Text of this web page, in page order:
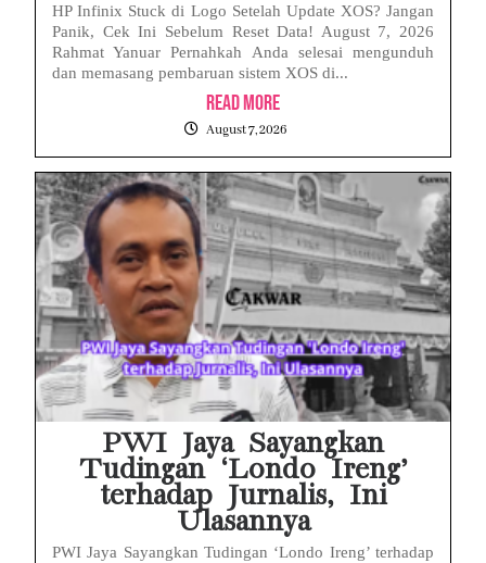
HP Infinix Stuck di Logo Setelah Update XOS? Jangan
Panik, Cek Ini Sebelum Reset Data! August 7, 2026
Rahmat Yanuar Pernahkah Anda selesai mengunduh
dan memasang pembaruan sistem XOS di...
Read More
August 7, 2026
PWI Jaya Sayangkan
Tudingan ‘Londo Ireng’
terhadap Jurnalis, Ini
Ulasannya
PWI Jaya Sayangkan Tudingan ‘Londo Ireng’ terhadap